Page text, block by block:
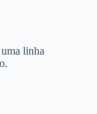
linha